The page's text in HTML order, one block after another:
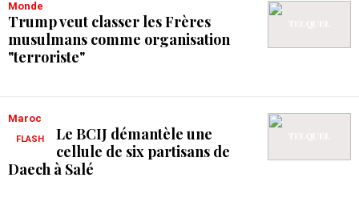
Monde
Trump veut classer les Frères
musulmans comme organisation
"terroriste"
Maroc
FLASH
Le BCIJ démantèle une
cellule de six partisans de
Daech à Salé